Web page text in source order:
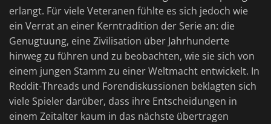
erlangt. Für viele Veteranen fühlte es sich jedoch wie
ein Verrat an einer Kerntradition der Serie an: die
Genugtuung, eine Zivilisation über Jahrhunderte
hinweg zu führen und zu beobachten, wie sie sich von
einem jungen Stamm zu einer Weltmacht entwickelt. In
Reddit-Threads und Forendiskussionen beklagten sich
viele Spieler darüber, dass ihre Entscheidungen in
einem Zeitalter kaum in das nächste übertragen